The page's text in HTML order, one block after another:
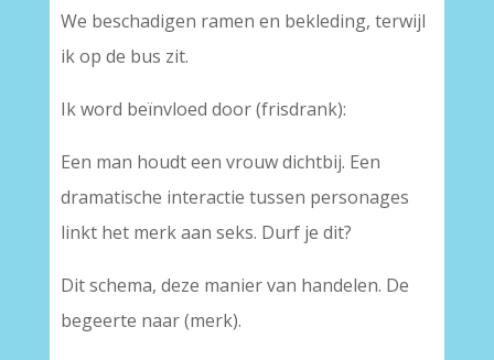
We beschadigen ramen en bekleding, terwijl
ik op de bus zit.
Ik word beïnvloed door (frisdrank):
Een man houdt een vrouw dichtbij. Een
dramatische interactie tussen personages
linkt het merk aan seks. Durf je dit?
Dit schema, deze manier van handelen. De
begeerte naar (merk).